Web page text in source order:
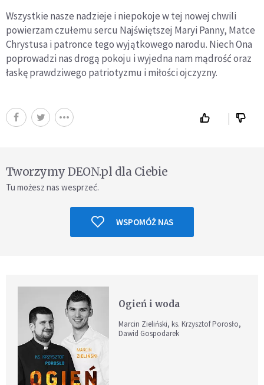
Wszystkie nasze nadzieje i niepokoje w tej nowej chwili
powierzam czułemu sercu Najświętszej Maryi Panny, Matce
Chrystusa i patronce tego wyjątkowego narodu. Niech Ona
poprowadzi nas drogą pokoju i wyjedna nam mądrość oraz
łaskę prawdziwego patriotyzmu i miłości ojczyzny.
Tworzymy DEON.pl dla Ciebie
Tu możesz nas wesprzeć.
WSPOMÓŻ NAS
Ogień i woda
Marcin Zieliński, ks. Krzysztof Porosło,
Dawid Gospodarek